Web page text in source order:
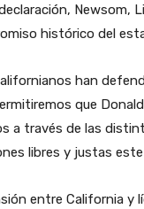
Newsom,
histórico del
han
que
a través de las
libres y justas este
entre California y